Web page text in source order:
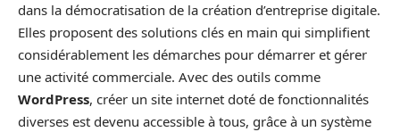
dans la démocratisation de la création d’entreprise digitale.
Elles proposent des solutions clés en main qui simplifient
considérablement les démarches pour démarrer et gérer
une activité commerciale. Avec des outils comme
WordPress, créer un site internet doté de fonctionnalités
diverses est devenu accessible à tous, grâce à un système